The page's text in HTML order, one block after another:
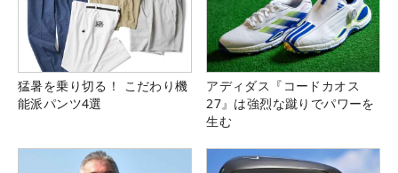
猛暑を乗り切る！ こだわり機
能派パンツ4選
アディダス『コードカオス
27』は強烈な蹴りでパワーを
生む